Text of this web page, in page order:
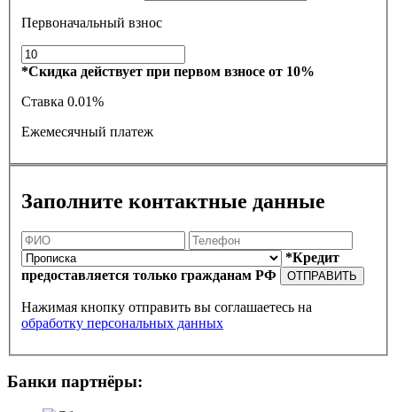
Первоначальный взнос
*Скидка действует при первом взносе от 10%
Ставка 0.01%
Ежемесячный платеж
Заполните контактные данные
*Кредит
предоставляется только гражданам РФ
ОТПРАВИТЬ
Нажимая кнопку отправить вы соглашаетесь на
обработку персональных данных
Банки партнёры: